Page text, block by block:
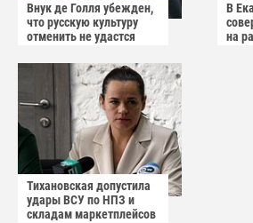
Внук де Голля убежден,
что русскую культуру
отменить не удастся
В
на
Тихановская допустила
удары ВСУ по НПЗ и
складам маркетплейсов